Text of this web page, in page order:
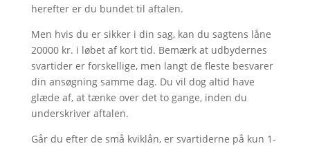
herefter er du bundet til aftalen.
Men hvis du er sikker i din sag, kan du sagtens låne
20000 kr. i løbet af kort tid. Bemærk at udbydernes
svartider er forskellige, men langt de fleste besvarer
din ansøgning samme dag. Du vil dog altid have
glæde af, at tænke over det to gange, inden du
underskriver aftalen.
Går du efter de små kviklån, er svartiderne på kun 1-